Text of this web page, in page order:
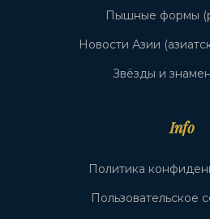
Пышные формы
Новости Азии
Звёзды и
Info
Политика
Пользовательское